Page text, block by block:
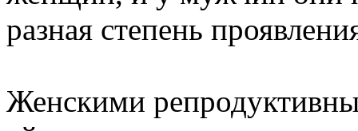
разная степень
Женскими